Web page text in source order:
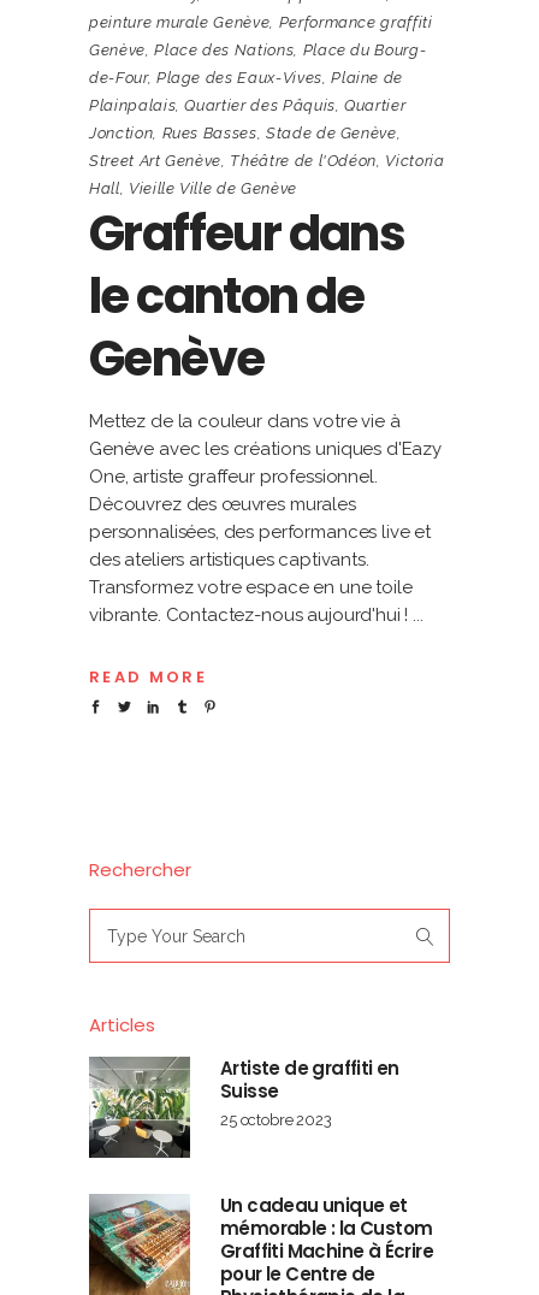
peinture murale Genève Performance graffiti
Genève ,Place des Nations Place du Bourg-
de-Four, Plage des Eaux-Vives ,Plaine de
Plainpalais ,Quartier des Pâquis ,Quartier
Jonction Rues Basses Stade de Genève
Street Art Genève Théâtre de l'Odéon Victoria
Hall Vieille Ville de Genève
Graffeur dans
le canton de
Genève
Mettez de la couleur dans votre vie à
Genève avec les créations uniques d'Eazy
One, artiste graffeur professionnel.
Découvrez des œuvres murales
personnalisées, des performances live et
des ateliers artistiques captivants.
Transformez votre espace en une toile
vibrante. Contactez-nous aujourd'hui !
READ MORE
Rechercher
for:
Articles
Artiste de graffiti en
Suisse
25 octobre 2023
Un cadeau unique et
mémorable : la Custom
Graffiti Machine à Écrire
pour le Centre de